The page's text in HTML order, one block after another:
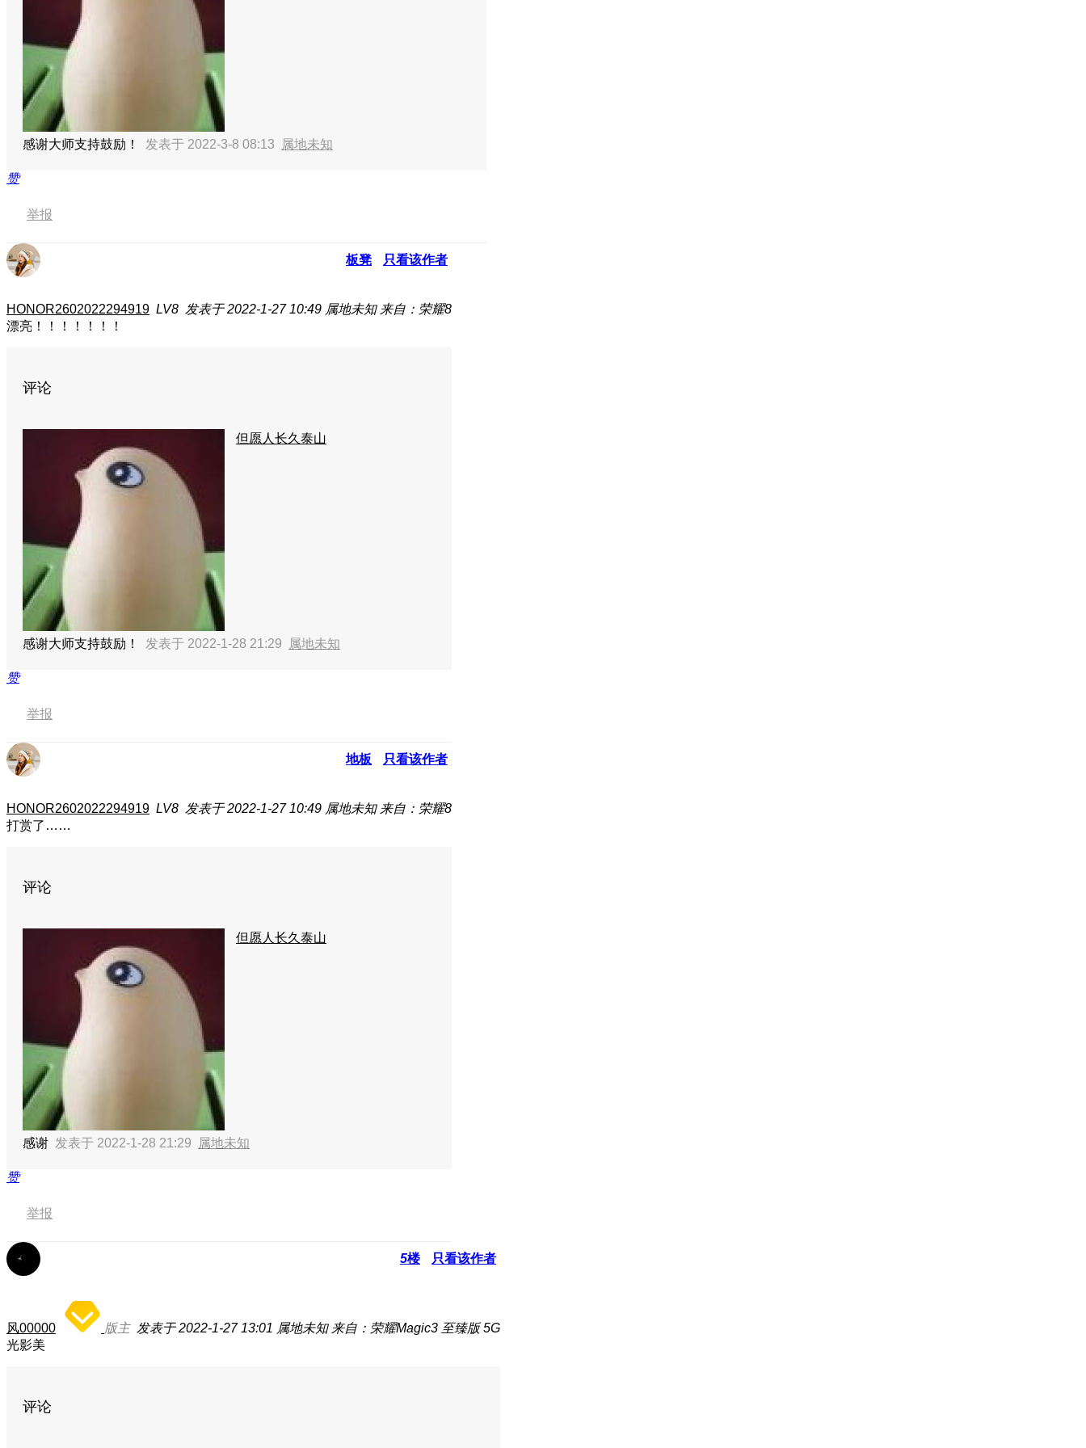
感谢大师支持鼓励！ 发表于 2022-3-8 08:13 属地未知
赞
举报
板凳 只看该作者
HONOR2602022294919 LV8 发表于 2022-1-27 10:49 属地未知 来自：荣耀8
漂亮！！！！！！！
评论
但愿人长久泰山
感谢大师支持鼓励！ 发表于 2022-1-28 21:29 属地未知
赞
举报
地板 只看该作者
HONOR2602022294919 LV8 发表于 2022-1-27 10:49 属地未知 来自：荣耀8
打赏了……
评论
但愿人长久泰山
感谢 发表于 2022-1-28 21:29 属地未知
赞
举报
5楼 只看该作者
风00000 版主 发表于 2022-1-27 13:01 属地未知 来自：荣耀Magic3 至臻版 5G
光影美
评论